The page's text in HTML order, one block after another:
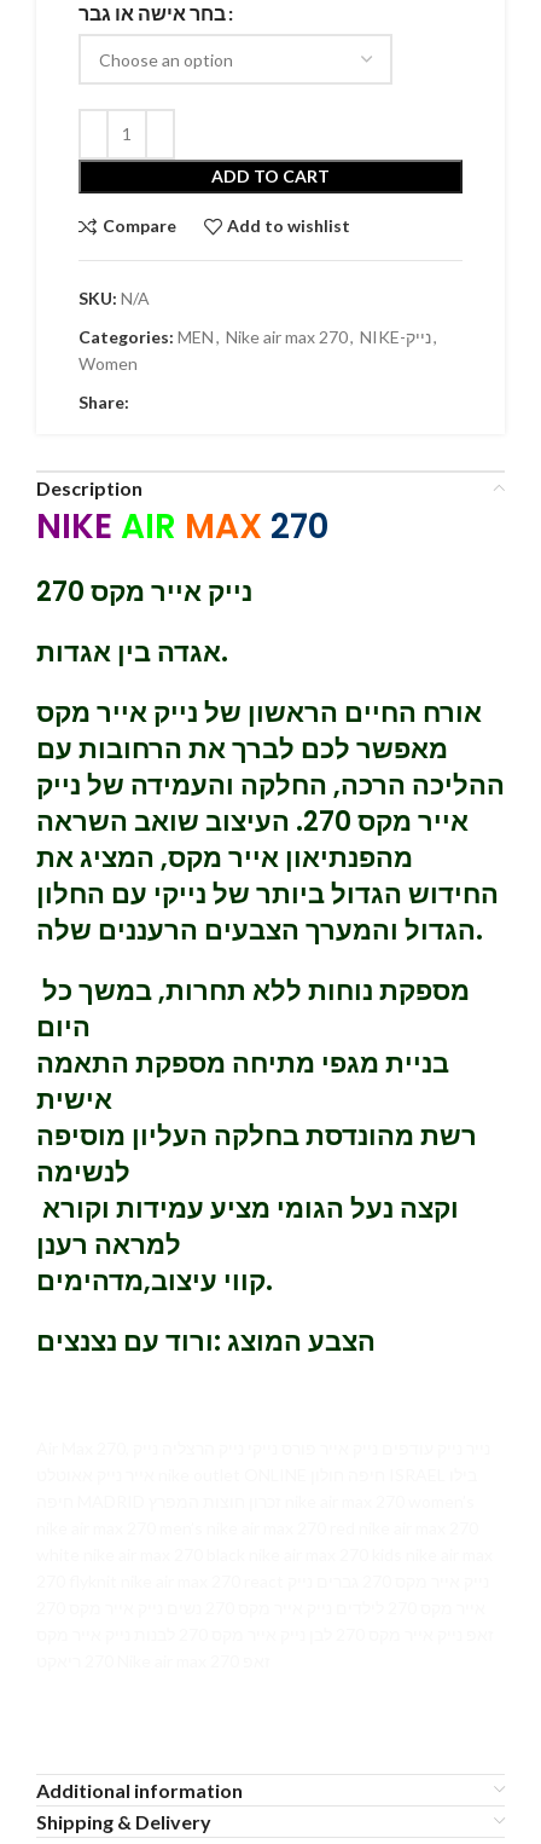
בחר אישה או גבר
ADD TO CART
Compare Add to wishlist
SKU: N/A
Categories: MEN, Nike air max 270, NIKE-נייק,
Women
Share:
Description
NIKE AIR MAX 270
נייק אייר מקס 270
אגדה בין אגדות.
אורח החיים הראשון של נייק אייר מקס
מאפשר לכם לברך את הרחובות עם
ההליכה הרכה, החלקה והעמידה של נייק
אייר מקס 270. העיצוב שואב השראה
מהפנתיאון אייר מקס, המציג את
החידוש הגדול ביותר של נייקי עם החלון
הגדול והמערך הצבעים הרעננים שלה.
בניית מגפי מתיחה מספקת התאמה
אישית
רשת מהונדסת בחלקה העליון מוסיפה
לנשימה
וקצה נעל הגומי מציע עמידות וקורא
קווי עיצוב,מדהימים.
הצבע המוצג :ורוד עם נצנצים
Additional information
Shipping & Delivery